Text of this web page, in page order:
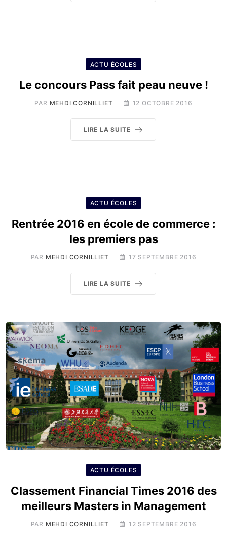
ACTU ÉCOLES
Le concours Pass fait peau neuve !
PAR MEHDI CORNILLIET 12 OCTOBRE 2016
LIRE LA SUITE
ACTU ÉCOLES
Rentrée 2016 en école de commerce :
les premiers pas
PAR MEHDI CORNILLIET 17 SEPTEMBRE 2016
LIRE LA SUITE
ACTU ÉCOLES
Classement Financial Times 2016 des
meilleurs Masters in Management
PAR MEHDI CORNILLIET 12 SEPTEMBRE 2016